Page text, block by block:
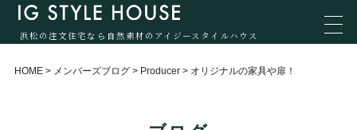
浜松の注文住宅なら自然素材のアイジースタイルハウス
HOME > メンバーズブログ > Producer > オリジナルの家具や扉！